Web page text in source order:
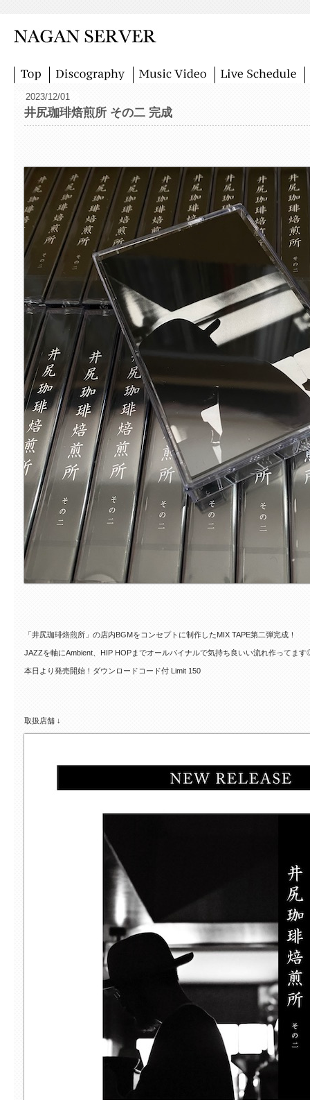
2023/12/01
井尻珈琲焙煎所 その二 完成
「井尻珈琲焙煎所」の店内BGMをコンセプトに制作したMIX TAPE第二弾完成！
JAZZを軸にAmbient、HIP HOPまでオールバイナルで気持ち良いい流れ作ってま
本日より発売開始！ダウンロードコード付 Limit 150
取扱店舗 ↓